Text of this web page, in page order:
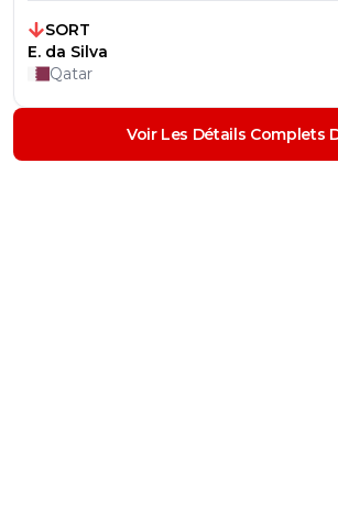
SORT
E. da Silva
Qatar
Voir Les Détails Complets